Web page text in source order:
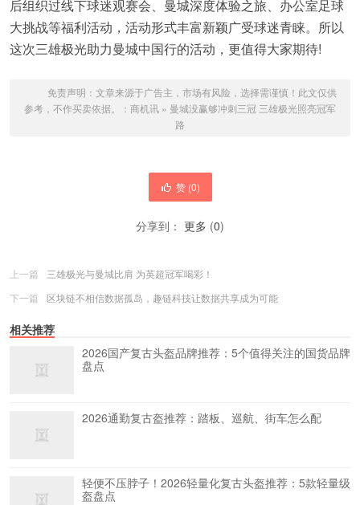
后组织过线下球迷观赛会、曼城深度体验之旅、办公室足球
大挑战等福利活动，活动形式丰富新颖广受球迷青睐。所以
这次三雄极光助力曼城中国行的活动，更值得大家期待!
免责声明：文章来源于广告主，市场有风险，选择需谨慎！此文仅供
参考，不作买卖依据。： 商机讯 » 曼城没赢够冲刺三冠 三雄极光照亮冠军
路
赞 (0)
分享到： 更多 (0)
上一篇
三雄极光与曼城比肩 为英超冠军喝彩！
下一篇
区块链不相信数据孤岛，趣链科技让数据共享成为可能
相关推荐
2026国产复古头盔品牌推荐：5个值得关注的国货品牌
盘点
2026通勤复古盔推荐：踏板、巡航、街车怎么配
轻便不压脖子！2026轻量化复古头盔推荐：5款轻量级
盔盘点